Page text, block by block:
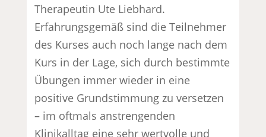
Therapeutin Ute Liebhard.
Erfahrungsgemäß sind die Teilnehmer
des Kurses auch noch lange nach dem
Kurs in der Lage, sich durch bestimmte
Übungen immer wieder in eine
positive Grundstimmung zu versetzen
– im oftmals anstrengenden
Klinikalltag eine sehr wertvolle und